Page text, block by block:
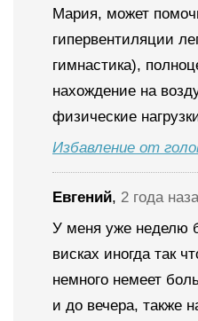
Мария, может
гипервентиляции
гимнастика),
нахождение на
физические
Избавление от
Евгений, 2 года
У меня уже неделю
висках иногда так
немного немеет
и до вечера, также